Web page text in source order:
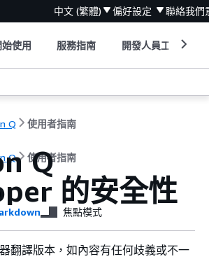
中文 (繁體) 偏好設定 聯絡我們
始使用 服務指南 開發人員工具
Q 使用者指南
Q 使用者指南
Q
的安全性
焦點模式
翻譯版本，如內容有任何歧義或不一